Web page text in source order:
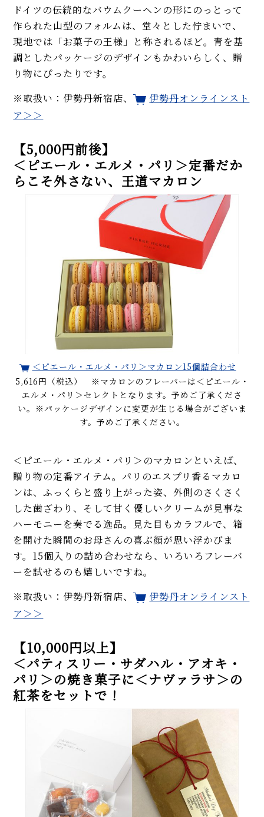
ドイツの伝統的なバウムクーヘンの形にのっとって
作られた山型のフォルムは、堂々とした佇まいで、
現地では「お菓子の王様」と称されるほど。青を基
調としたパッケージのデザインもかわいらしく、贈
り物にぴったりです。
※取扱い：伊勢丹新宿店、
伊勢丹オンラインスト
ア＞＞
【5,000円前後】
＜ピエール・エルメ・パリ＞定番だか
らこそ外さない、王道マカロン
＜ピエール・エルメ・パリ＞マカロン15個詰合わせ
5,616円（税込） ※マカロンのフレーバーは＜ピエール・
エルメ・パリ＞セレクトとなります。予めご了承くださ
い。※パッケージデザインに変更が生じる場合がございま
す。予めご了承ください。
＜ピエール・エルメ・パリ＞のマカロンといえば、
贈り物の定番アイテム。パリのエスプリ香るマカロ
ンは、ふっくらと盛り上がった姿、外側のさくさく
した歯ざわり、そして甘く優しいクリームが見事な
ハーモニーを奏でる逸品。見た目もカラフルで、箱
を開けた瞬間のお母さんの喜ぶ顔が思い浮かびま
す。15個入りの詰め合わせなら、いろいろフレーバ
ーを試せるのも嬉しいですね。
※取扱い：伊勢丹新宿店、
伊勢丹オンラインスト
ア＞＞
【10,000円以上】
＜パティスリー・サダハル・アオキ・
パリ＞の焼き菓子に＜ナヴァラサ＞の
紅茶をセットで！